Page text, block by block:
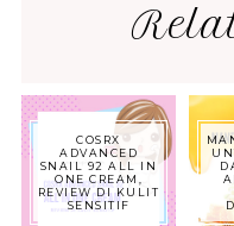
COSRX
ADVANCED
SNAIL 92 ALL IN
ONE CREAM,
REVIEW DI KULIT
SENSITIF